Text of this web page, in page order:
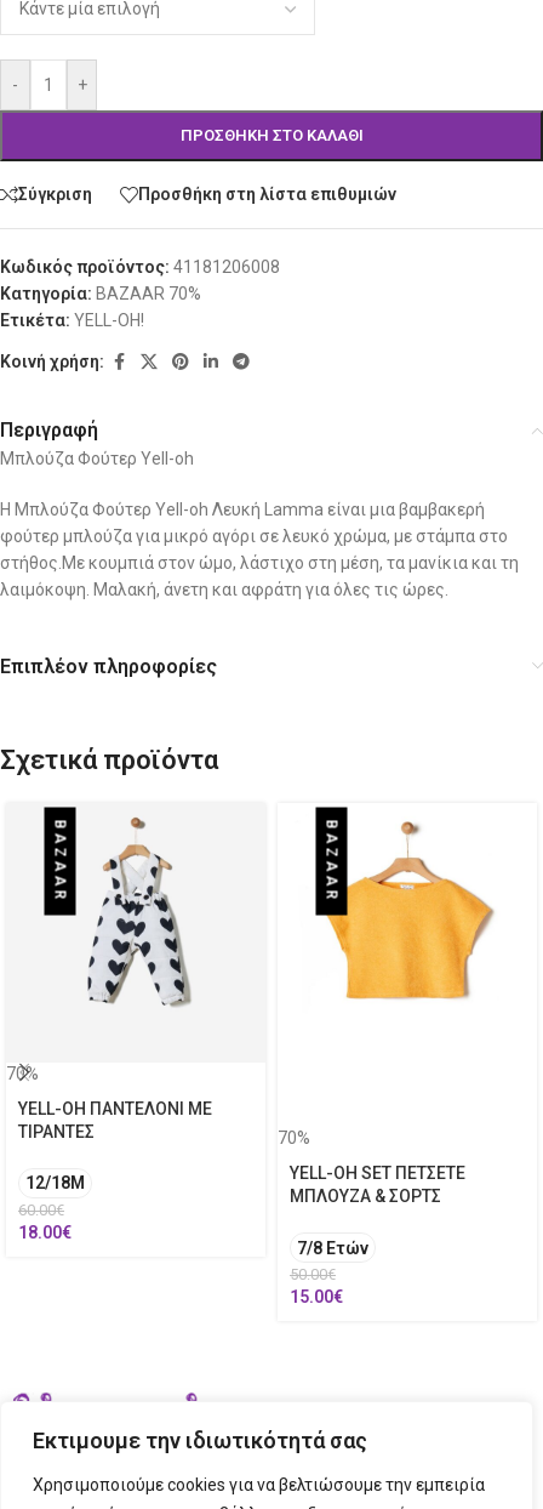
Εκτιμουμε την ιδιωτικότητά σας
Χρησιμοποιούμε cookies για να βελτιώσουμε την εμπειρία
- +
ΠΡΟΣΘΉΚΗ ΣΤΟ ΚΑΛΆΘΙ
Σύγκριση Προσθήκη στη λίστα επιθυμιών
Κωδικός προϊόντος: 41181206008
Κατηγορία: BAZAAR 70%
Ετικέτα: YELL-OH!
Κοινή χρήση:
Περιγραφή
Μπλούζα Φούτερ Yell-oh
Η Μπλούζα Φούτερ Yell-oh Λευκή Lamma είναι μια βαμβακερή
φούτερ μπλούζα για μικρό αγόρι σε λευκό χρώμα, με στάμπα στο
στήθος.Με κουμπιά στον ώμο, λάστιχο στη μέση, τα μανίκια και τη
λαιμόκοψη. Μαλακή, άνετη και αφράτη για όλες τις ώρες.
Επιπλέον πληροφορίες
Σχετικά προϊόντα
BAZAAR
70%
YELL-OH ΠΑΝΤΕΛΟΝΙ ΜΕ
ΤΙΡΑΝΤΕΣ
12/18M
60.00€
18.00€
BAZAAR
70%
YELL-OH SET ΠΕΤΣΕΤΕ
ΜΠΛΟΥΖΑ & ΣΟΡΤΣ
7/8 Ετών
50.00€
15.00€